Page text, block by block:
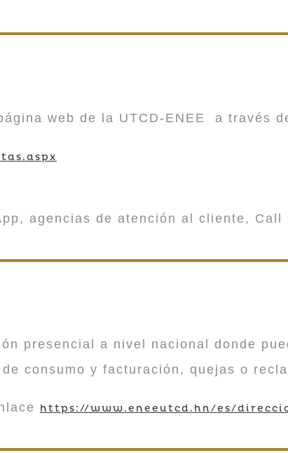
web de la UTCD-ENEE a través
agencias de atención al cliente,
presencial a nivel nacional donde
consumo y facturación, quejas o
https://www.eneeutcd.hn/es/